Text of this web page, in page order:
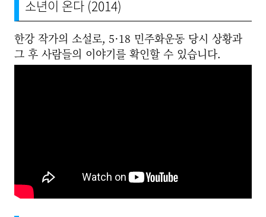
소년이 온다 (2014)
한강 작가의 소설로, 5·18 민주화운동 당시 상황과
그 후 사람들의 이야기를 확인할 수 있습니다.